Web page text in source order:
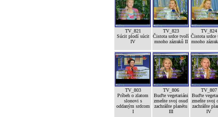
TV_821
Súcit plodí súcit
IV
TV_823
Čistota srdce tvoří
mnoho zázraků II
TV_824
Čistota srdce
mnoho
TV_803
Príbeh o zlatom
slonovi s
oddaným srdcom
I
TV_806
Buďte vegetariáni
zmeňte svoj osud
zachráňte planétu
III
TV_807
Buďte
zmeňte svoj
zachráňte
IV